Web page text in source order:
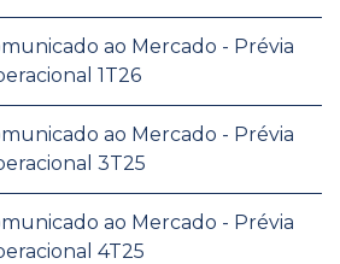
ao Mercado - Prévia
1T26
ao Mercado - Prévia
3T25
ao Mercado - Prévia
4T25